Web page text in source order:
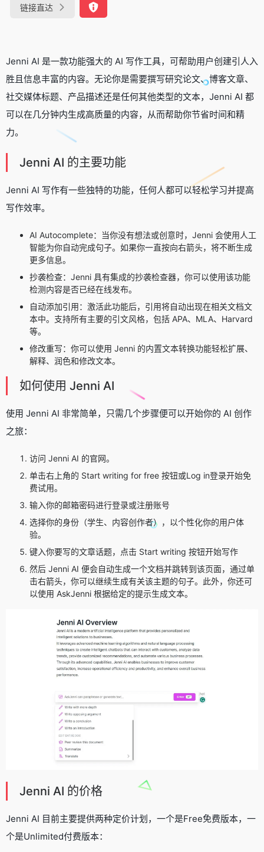
链接直达
Jenni AI 是一款功能强大的 AI 写作工具，可帮助用户创建引人入
胜且信息丰富的内容。无论你是需要撰写研究论文、博客文章、
社交媒体标题、产品描述还是任何其他类型的文本，Jenni AI 都
可以在几分钟内生成高质量的内容，从而帮助你节省时间和精
力。
Jenni AI 的主要功能
Jenni AI 写作有一些独特的功能，任何人都可以轻松学习并提高
写作效率。
AI Autocomplete：当你没有想法或创意时，Jenni 会使用人工
智能为你自动完成句子。如果你一直按向右箭头，将不断生成
更多信息。
抄袭检查：Jenni 具有集成的抄袭检查器，你可以使用该功能
检测内容是否已经在线发布。
自动添加引用：激活此功能后，引用将自动出现在相关文档文
本中。支持所有主要的引文风格，包括 APA、MLA、Harvard
等。
修改重写：你可以使用 Jenni 的内置文本转换功能轻松扩展、
解释、润色和修改文本。
如何使用 Jenni AI
使用 Jenni AI 非常简单，只需几个步骤便可以开始你的 AI 创作
之旅：
访问 Jenni AI 的官网。
单击右上角的 Start writing for free 按钮或Log in登录开始免
费试用。
输入你的邮箱密码进行登录或注册账号
选择你的身份（学生、内容创作者），以个性化你的用户体
验。
键入你要写的文章话题，点击 Start writing 按钮开始写作
然后 Jenni AI 便会自动生成一个文档并跳转到该页面，通过单
击右箭头，你可以继续生成有关该主题的句子。此外，你还可
以使用 AskJenni 根据给定的提示生成文本。
Jenni AI 的价格
Jenni AI 目前主要提供两种定价计划，一个是Free免费版本，一
个是Unlimited付费版本：